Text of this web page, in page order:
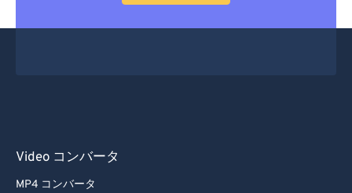
Video コンバータ
MP4 コンバータ